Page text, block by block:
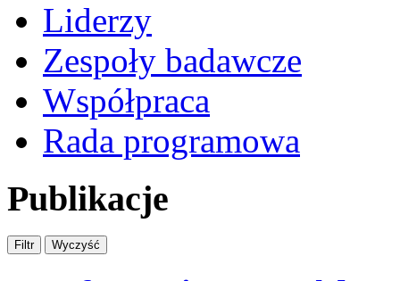
Liderzy
Zespoły badawcze
Współpraca
Rada programowa
Publikacje